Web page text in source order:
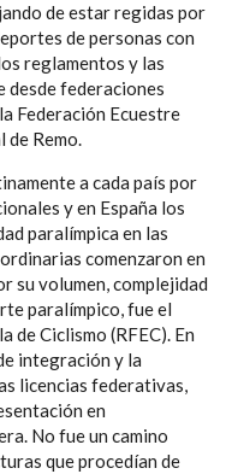
de estar regidas por
de personas con
reglamentos y las
desde federaciones
Federación Ecuestre
de Remo.
a cada país por
y en España los
paralímpica en las
comenzaron en
su volumen, complejidad
paralímpico, fue el
de Ciclismo (RFEC). En
integración y la
licencias federativas,
en
No fue un camino
que procedían de